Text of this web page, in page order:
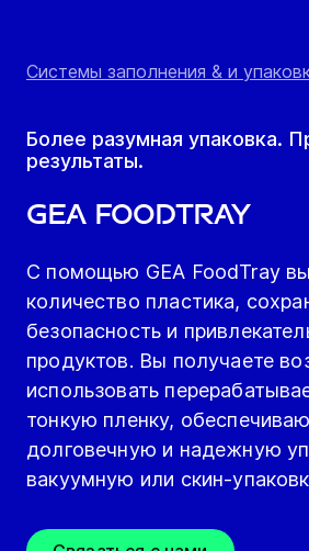
Системы заполнения & и
Более разумная упаковка.
результаты.
GEA FoodTray
С помощью GEA FoodTray
количество пластика,
безопасность и
продуктов. Вы получаете
использовать
тонкую пленку,
долговечную и надежную
вакуумную или скин-